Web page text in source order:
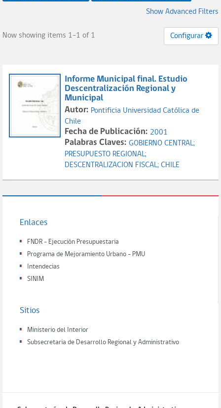
Show Advanced Filters
Now showing items 1-1 of 1 Configurar
Informe Municipal final. Estudio
Descentralización Regional y
Municipal
Autor: Pontificia Universidad Católica de
Chile
Fecha de Publicación: 2001
Palabras Claves: GOBIERNO CENTRAL;
PRESUPUESTO REGIONAL;
DESCENTRALIZACION FISCAL; CHILE
Enlaces
FNDR - Ejecución Presupuestaria
Programa de Mejoramiento Urbano - PMU
Intendecias
SINIM
Sitios
Ministerio del Interior
Subsecretaria de Desarrollo Regional y Administrativo